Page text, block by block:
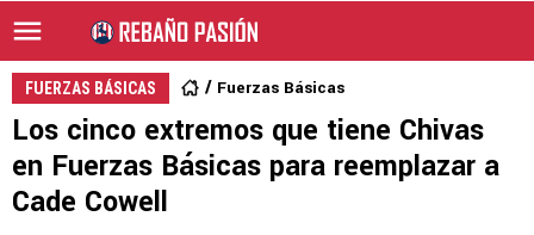
FUERZAS BÁSICAS Fuerzas Básicas
Los cinco extremos que tiene Chivas
en Fuerzas Básicas para reemplazar a
Cade Cowell